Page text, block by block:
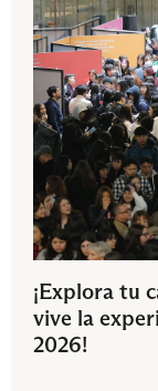
¡Explora tu
vive la
2026!